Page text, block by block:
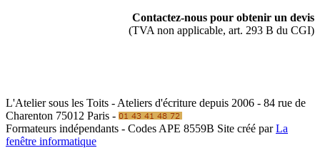
Contactez-nous pour obtenir un devis
(TVA non applicable, art. 293 B du CGI)
L'Atelier sous les Toits - Ateliers d'écriture depuis 2006 - 84 rue de
Charenton 75012 Paris -
Formateurs indépendants - Codes APE 8559B Site créé parLa
fenêtre informatique